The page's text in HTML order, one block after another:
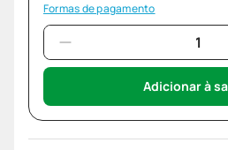
Formas de pagamento
Adicionar à